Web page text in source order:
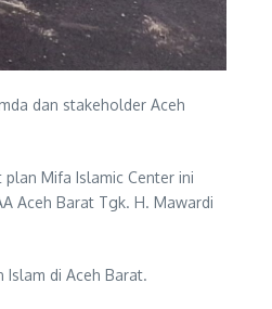
dan stakeholder Aceh
Mifa Islamic Center ini
Aceh Barat Tgk. H. Mawardi
Islam di Aceh Barat.